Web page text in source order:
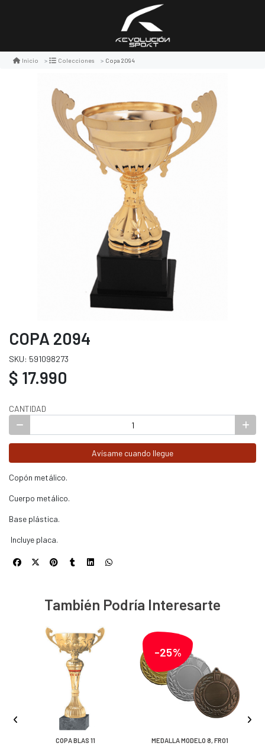
Inicio Colecciones Copa 2094
COPA 2094
SKU: 591098273
$ 17.990
CANTIDAD
Avísame cuando llegue
Copón metálico.
Cuerpo metálico.
Base plástica.
Incluye placa.
También Podría Interesarte
COPA BLAS 11
-25%
MEDALLA MODELO 8, FR01